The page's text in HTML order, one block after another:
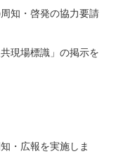
知・啓発の協力要請
現場標識」の掲示を
・広報を実施しま